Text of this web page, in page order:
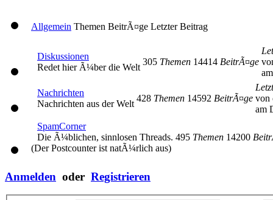
Allgemein Themen BeitrÃ¤ge Letzter Beitrag
Diskussionen
Redet hier Ã¼ber die Welt
305 Themen 14414 BeitrÃ¤ge
Nachrichten
Nachrichten aus der Welt
428 Themen 14592 BeitrÃ¤ge von
am
SpamCorner
Die Ã¼blichen, sinnlosen Threads.
(Der Postcounter ist natÃ¼rlich aus)
495 Themen 14200
Anmelden oder Registrieren